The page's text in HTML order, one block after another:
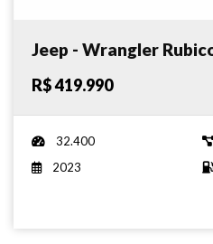
Jeep - Wrangler
R$ 419.990
32.400
2023